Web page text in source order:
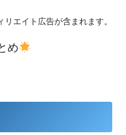
リエイト広告が含まれます。
め